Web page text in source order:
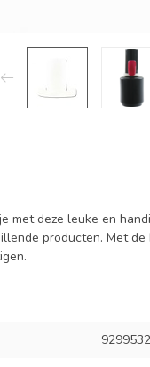
met deze leuke en
producten. Met